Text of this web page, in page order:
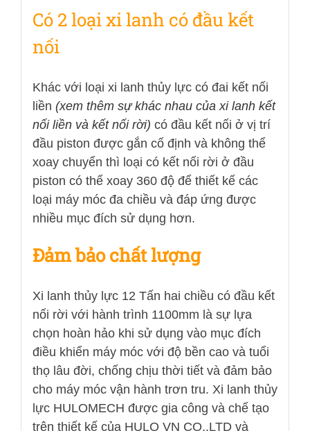
Có 2 loại xi lanh có đầu kết
nối
Khác với loại xi lanh thủy lực có đai kết nối
liền (xem thêm sự khác nhau của xi lanh kết
nối liền và kết nối rời) có đầu kết nối ở vị trí
đầu piston được gắn cố định và không thể
xoay chuyển thì loại có kết nối rời ở đầu
piston có thể xoay 360 độ để thiết kế các
loại máy móc đa chiều và đáp ứng được
nhiều mục đích sử dụng hơn.
Đảm bảo chất lượng
Xi lanh thủy lực 12 Tấn hai chiều có đầu kết
nối rời với hành trình 1100mm là sự lựa
chọn hoàn hảo khi sử dụng vào mục đích
điều khiển máy móc với độ bền cao và tuổi
thọ lâu đời, chống chịu thời tiết và đảm bảo
cho máy móc vận hành trơn tru. Xi lanh thủy
lực HULOMECH được gia công và chế tạo
trên thiết kế của HULO VN CO.,LTD và